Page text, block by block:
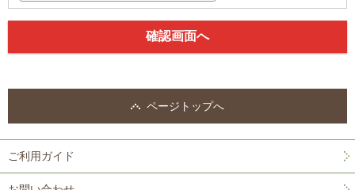
ページトップへ
ご利用ガイド